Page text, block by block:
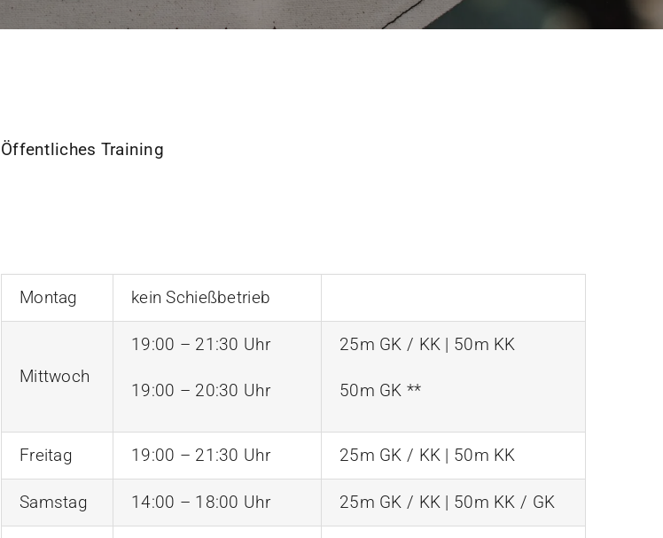
Öffentliches Training
Montag kein Schießbetrieb
Mittwoch
19:00 – 21:30 Uhr
19:00 – 20:30 Uhr
25m GK / KK | 50m KK
50m GK **
Freitag 19:00 – 21:30 Uhr 25m GK / KK | 50m KK
Samstag 14:00 – 18:00 Uhr 25m GK / KK | 50m KK / GK